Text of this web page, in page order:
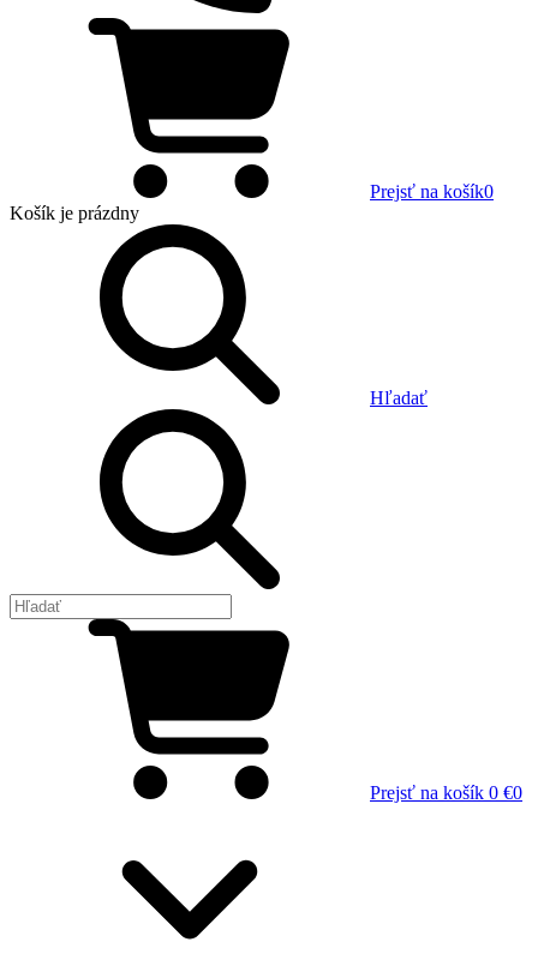
Prejsť na košík0
Košík je prázdny
Hľadať
Prejsť na košík 0 €0